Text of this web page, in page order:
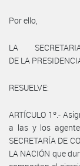
Por ello,
LA
DE LA
RESUELVE:
ARTÍCULO 1º.-
a las y los
SECRETARÍA DE
LA NACIÓN que